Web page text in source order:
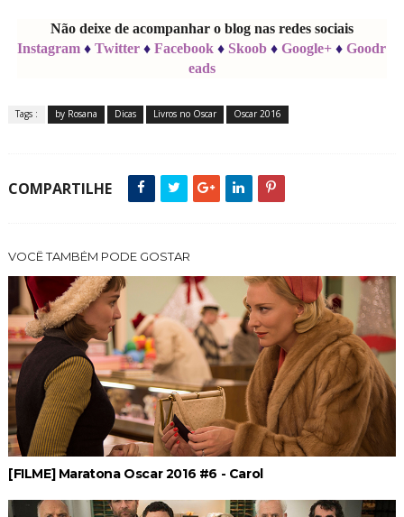
Não deixe de acompanhar o blog nas redes sociais
Instagram ♦Twitter ♦Facebook ♦ Skoob ♦Google+ ♦Goodr
eads
Tags : by Rosana Dicas Livros no Oscar Oscar 2016
COMPARTILHE
VOCÊ TAMBÉM PODE GOSTAR
[FILME] Maratona Oscar 2016 #6 - Carol